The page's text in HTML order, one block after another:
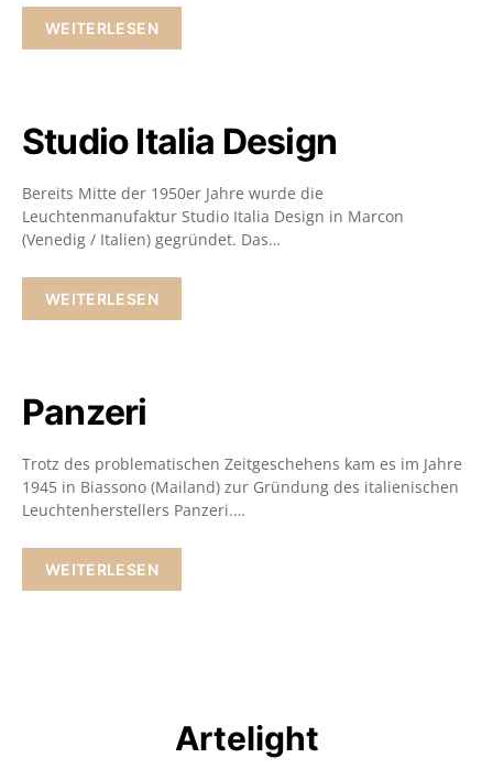
WEITERLESEN
Studio Italia Design
Bereits Mitte der 1950er Jahre wurde die
Leuchtenmanufaktur Studio Italia Design in Marcon
(Venedig / Italien) gegründet. Das…
WEITERLESEN
Panzeri
Trotz des problematischen Zeitgeschehens kam es im Jahre
1945 in Biassono (Mailand) zur Gründung des italienischen
Leuchtenherstellers Panzeri.…
WEITERLESEN
Artelight